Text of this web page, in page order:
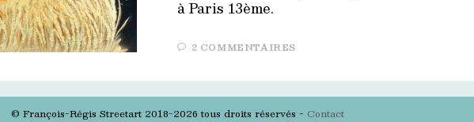
à Paris 13ème.
2 COMMENTAIRES
© François-Régis Streetart 2018-2026 tous droits réservés - Contact